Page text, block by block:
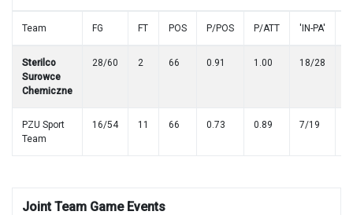
Team FG FT POS P/POS P/ATT 'IN-PA'
Sterilco
Surowce
Chemiczne
28/60 2 66 0.91 1.00 18/28
PZU Sport
Team
16/54 11 66 0.73 0.89 7/19
Joint Team Game Events